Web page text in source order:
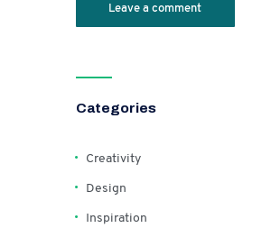
Categories
Creativity
Design
Inspiration